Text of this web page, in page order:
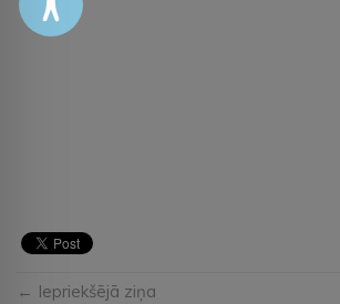
← Iepriekšējā ziņa